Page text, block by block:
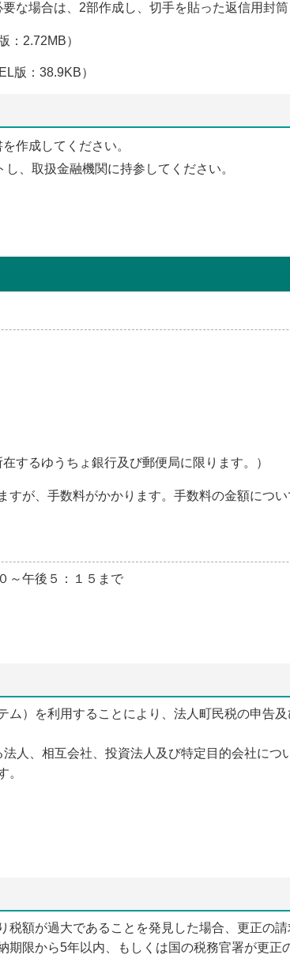
な場合は、2部作成し、切手を貼った返信用封筒
：2.72MB）
版：38.9KB）
作成してください。
、取扱金融機関に持参してください。
するゆうちょ銀行及び郵便局に限ります。）
すが、手数料がかかります。手数料の金額につ
～午後５：１５まで
ム）を利用することにより、法人町民税の申告
人、相互会社、投資法人及び特定目的会社に
。
額が過大であることを発見した場合、更正の請
限から5年以内、もしくは国の税務官署が更正